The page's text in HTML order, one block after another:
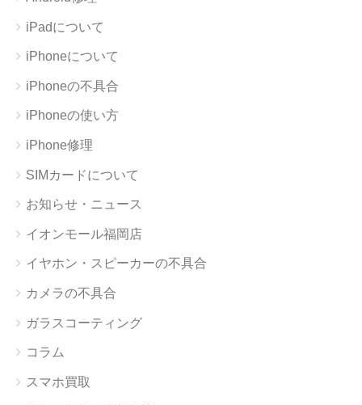
iPadについて
iPhoneについて
iPhoneの不具合
iPhoneの使い方
iPhone修理
SIMカードについて
お知らせ・ニュース
イオンモール福岡店
イヤホン・スピーカーの不具合
カメラの不具合
ガラスコーティング
コラム
スマホ買取